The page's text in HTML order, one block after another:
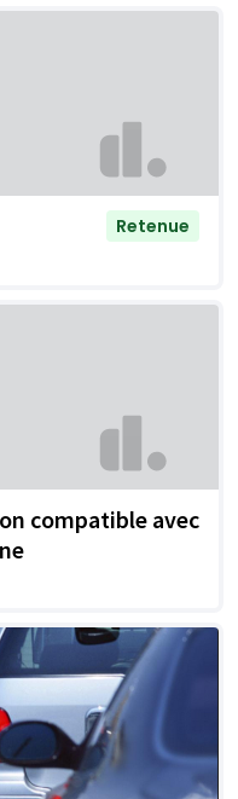
Retenue
compatible avec